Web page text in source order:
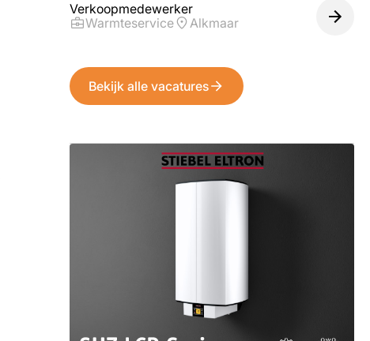
Verkoopmedewerker
Warmteservice
Alkmaar
Bekijk alle vacatures